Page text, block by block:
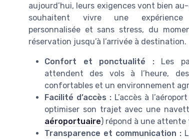
aujourd’hui, leurs exigences vont bien
souhaitent vivre une expérience
personnalisée et sans stress, du
réservation jusqu’à l’arrivée à destination.
Confort et ponctualité :Les
attendent des vols à l’heure,
confortables et un environnement
Facilité d’accès : L’accès à
optimiser son trajet avec une
aéroportuaire) répond à une
Transparence et communication :